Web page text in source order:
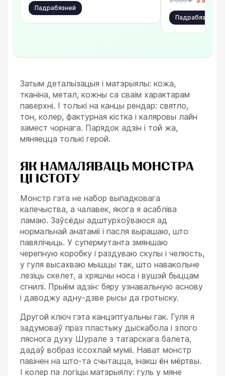
Падрабязней
Падрабязней
Затым детальізацыя і матэрыялы: кожа,
тканіна, метал, кожны са сваім характарам
паверхні. І толькі на канцы рендар: святло,
тон, колер, фактурная кістка і каляровы лайн
замест чорнага. Парядок адзін і той жа,
мяняецца толькі герой.
ЯК НАМАЛЯВАЦЬ МОНСТРА
ЦІ ІСТОТУ
Монстр гэта не набор выпадковага
калечыства, а чалавек, якога я асабліва
ламаю. Заўсёды адштурхоўваюся ад
нормальнай анатаміі і пасля вырашаю, што
павялічыць. У супермутанта змяншаю
черепную коробку і раздуваю скулы і челюсть,
у гуля высахваю мышцы так, што навакольне
лезіць скелет, а хряшчы носа і вушэй быццам
сгнилі. Прыём адзін: бяру узнавальную аснову
і даводжу адну-дзве рысы да гротыску.
Другой ключ гэта канцэптуальны гак. Гуля я
задумоваў праз пластыку дыскабола і злого
ляснога духу Шурале з татарскага балета,
дадаў вобраз іссохлай муміі. Нават монстр
павінен на што-та счытацца, інакш ён мёртвы.
І колер па логіцы матэрыялу: гуль у мяне